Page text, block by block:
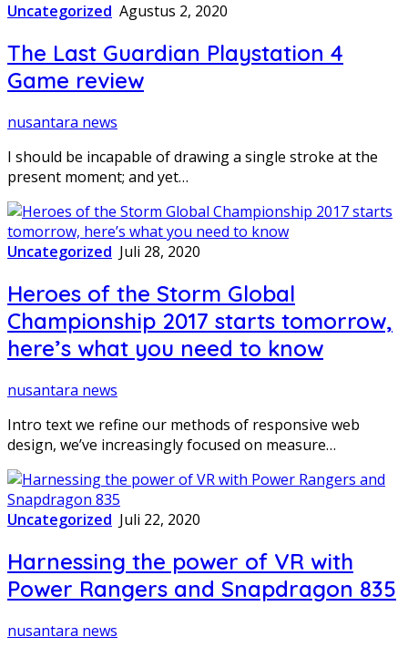
Uncategorized Agustus 2, 2020
The Last Guardian Playstation 4
Game review
nusantara news
I should be incapable of drawing a single stroke at the
present moment; and yet…
Uncategorized Juli 28, 2020
Heroes of the Storm Global
Championship 2017 starts tomorrow,
here’s what you need to know
nusantara news
Intro text we refine our methods of responsive web
design, we’ve increasingly focused on measure…
Uncategorized Juli 22, 2020
Harnessing the power of VR with
Power Rangers and Snapdragon 835
nusantara news